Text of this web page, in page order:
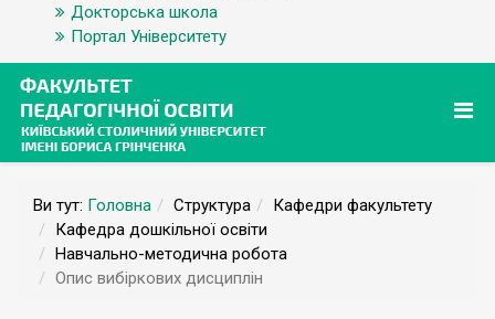
Докторська школа
Портал Університету
Ви тут: Головна Структура
Кафедри факультету
Кафедра дошкільної освіти
Навчально-методична робота
Опис вибіркових дисциплін